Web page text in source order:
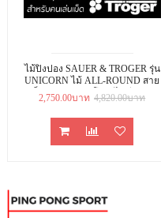
ไม้ปิงปอง SAUER & TROGER รุ่น
UNICORN ไม้ ALL-ROUND สาย
เม็ด รับและคอนโทรลได้ดี สร้าง
เอฟเฟคได้สูง
2,750.00บาท 4,820.00บาท